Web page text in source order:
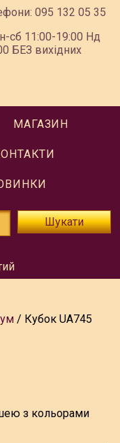
095 132 05 35
сб 11:00-19:00 Нд
БЕЗ вихідних
МАГАЗИН
Шукати
Кубок UA745
з кольорами